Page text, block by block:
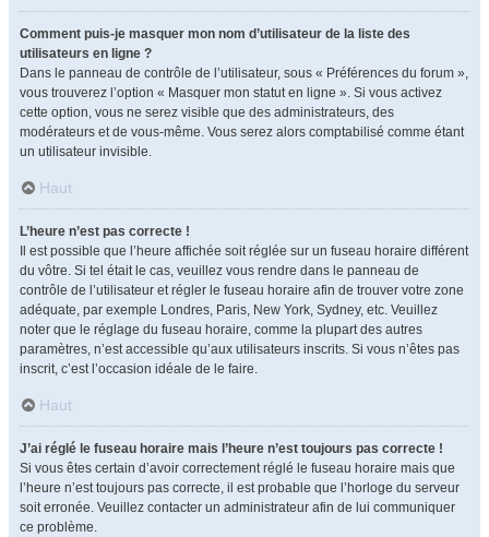
Comment puis-je masquer mon nom d’utilisateur de la liste des
utilisateurs en ligne ?
Dans le panneau de contrôle de l’utilisateur, sous « Préférences du forum »,
vous trouverez l’option « Masquer mon statut en ligne ». Si vous activez
cette option, vous ne serez visible que des administrateurs, des
modérateurs et de vous-même. Vous serez alors comptabilisé comme étant
un utilisateur invisible.
Haut
L’heure n’est pas correcte !
Il est possible que l’heure affichée soit réglée sur un fuseau horaire différent
du vôtre. Si tel était le cas, veuillez vous rendre dans le panneau de
contrôle de l’utilisateur et régler le fuseau horaire afin de trouver votre zone
adéquate, par exemple Londres, Paris, New York, Sydney, etc. Veuillez
noter que le réglage du fuseau horaire, comme la plupart des autres
paramètres, n’est accessible qu’aux utilisateurs inscrits. Si vous n’êtes pas
inscrit, c’est l’occasion idéale de le faire.
Haut
J’ai réglé le fuseau horaire mais l’heure n’est toujours pas correcte !
Si vous êtes certain d’avoir correctement réglé le fuseau horaire mais que
l’heure n’est toujours pas correcte, il est probable que l’horloge du serveur
soit erronée. Veuillez contacter un administrateur afin de lui communiquer
ce problème.